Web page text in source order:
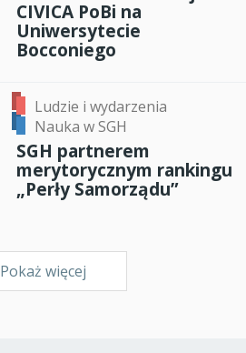
CIVICA PoBi na
Uniwersytecie
Bocconiego
Ludzie i wydarzenia
Nauka w SGH
SGH partnerem
merytorycznym rankingu
„Perły Samorządu”
Pokaż więcej